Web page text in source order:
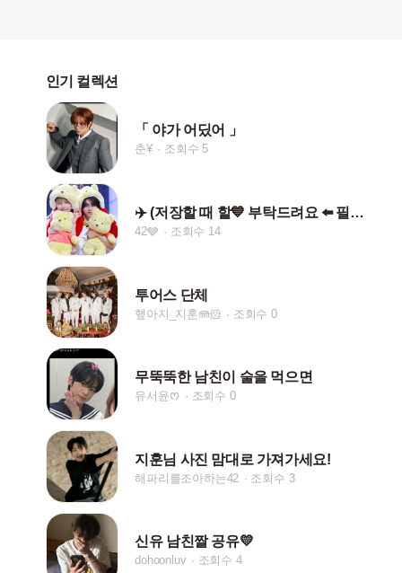
인기 컬렉션
「 야가 어딨어 」
춘¥ 조회수 5
✈️ (저장할 때 핱💙 부탁드려요 ⬅️ 필수는 ❌)
42🩶 조회수 14
투어스 단체
햎아지_지훈🪼🐹 조회수 0
무뚝뚝한 남친이 술을 먹으면
유서윤ᰔ 조회수 0
지훈님 사진 맘대로 가져가세요!
해파리를조아하는42 조회수 3
신유 남친짤 공유💛
dohoonluv 조회수 4